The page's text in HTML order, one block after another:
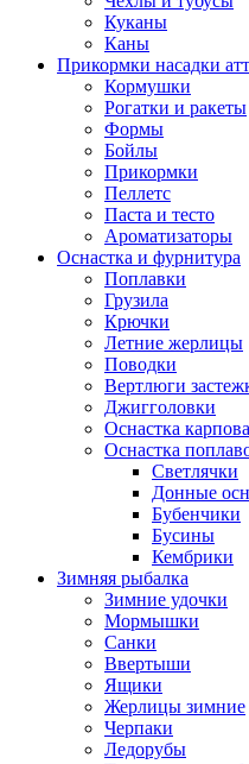
Куканы
Каны
Прикормки насадки
Кормушки
Рогатки и ракеты
Формы
Бойлы
Прикормки
Пеллетс
Паста и тесто
Ароматизаторы
Оснастка и фурнитура
Поплавки
Грузила
Крючки
Летние жерлицы
Поводки
Вертлюги
Джигголовки
Оснастка
Оснастка
Светлячки
Донные
Бубенчики
Бусины
Кембрики
Зимняя рыбалка
Зимние удочки
Мормышки
Санки
Ввертыши
Ящики
Жерлицы зимние
Черпаки
Ледорубы